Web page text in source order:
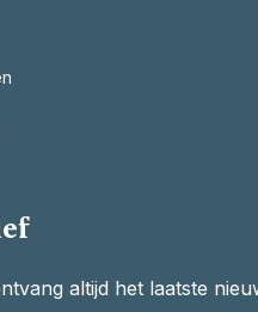
altijd het laatste